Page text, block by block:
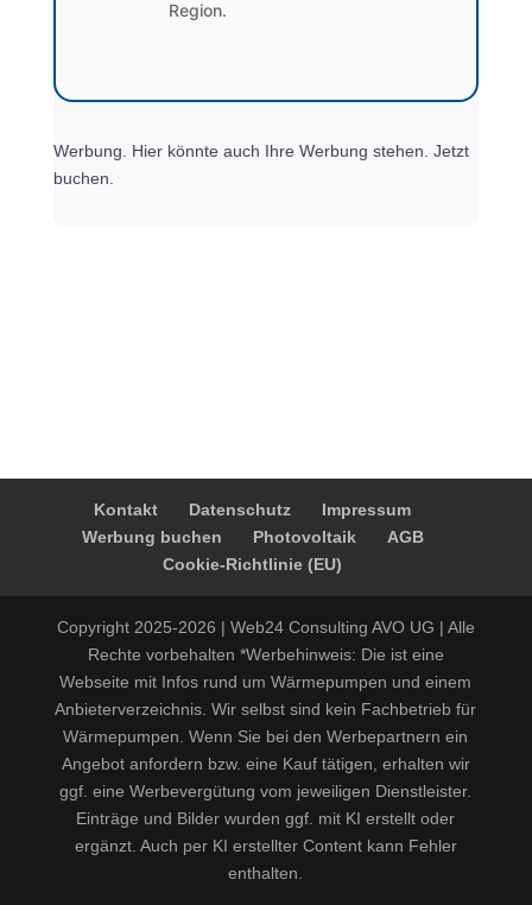
Region.
Werbung. Hier könnte auch Ihre Werbung stehen. Jetzt
buchen.
Kontakt Datenschutz
Impressum
Werbung buchen
Photovoltaik
AGB
Cookie-Richtlinie (EU)
Copyright 2025-2026 | Web24 Consulting AVO UG | Alle
Rechte vorbehalten *Werbehinweis: Die ist eine
Webseite mit Infos rund um Wärmepumpen und einem
Anbieterverzeichnis. Wir selbst sind kein Fachbetrieb für
Wärmepumpen. Wenn Sie bei den Werbepartnern ein
Angebot anfordern bzw. eine Kauf tätigen, erhalten wir
ggf. eine Werbevergütung vom jeweiligen Dienstleister.
Einträge und Bilder wurden ggf. mit KI erstellt oder
ergänzt. Auch per KI erstellter Content kann Fehler
enthalten.